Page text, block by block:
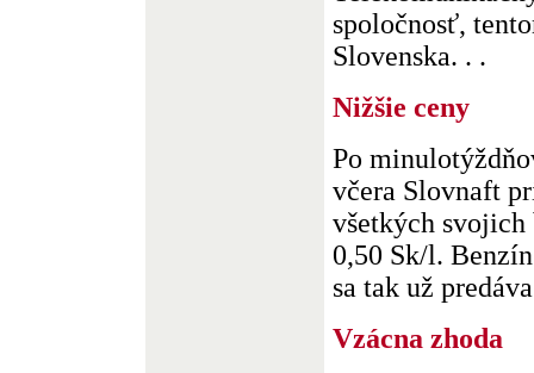
spoločnosť,
Slovenska. . .
Nižšie ceny
Po
včera Slovnaft
všetkých svojich
0,50 Sk/l.
sa tak už
Vzácna zhoda